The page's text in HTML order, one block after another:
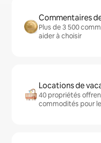
Commentaires
Plus de 3 500
aider à choisir
Locations de
40 propriétés
commodités pour